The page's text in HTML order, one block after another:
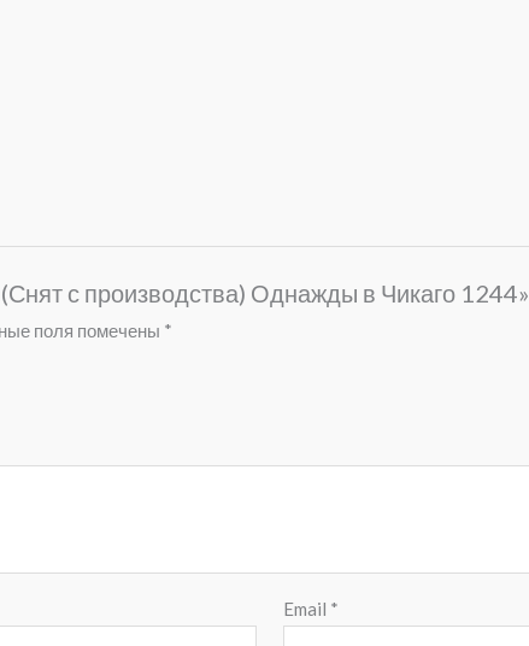
с производства) Однажды в Чикаго 1244»
поля помечены *
Email *